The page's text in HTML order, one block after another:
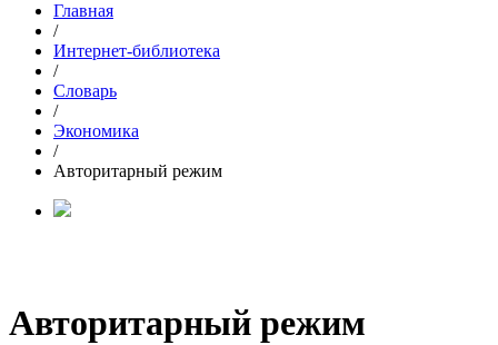
Главная
/
Интернет-библиотека
/
Словарь
/
Экономика
/
Авторитарный режим
Авторитарный режим